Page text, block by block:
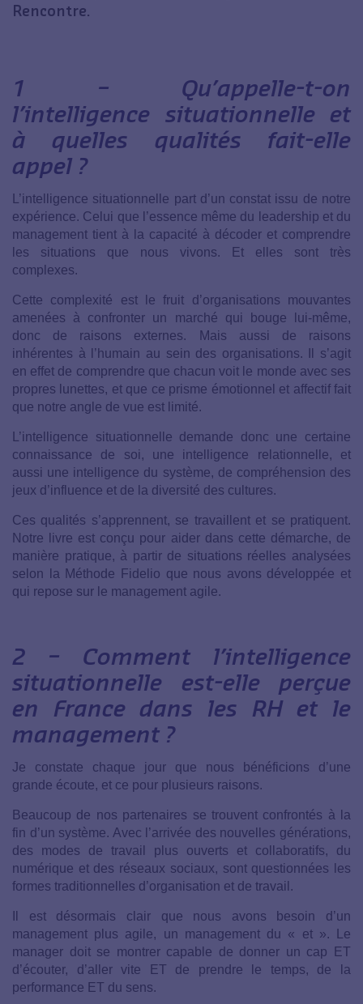
Rencontre.
1 – Qu’appelle-t-on
l’intelligence situationnelle et
à quelles qualités fait-elle
appel ?
L’intelligence situationnelle part d’un constat issu de notre
expérience. Celui que l’essence même du leadership et du
management tient à la capacité à décoder et comprendre
les situations que nous vivons. Et elles sont très
complexes.
Cette complexité est le fruit d’organisations mouvantes
amenées à confronter un marché qui bouge lui-même,
donc de raisons externes. Mais aussi de raisons
inhérentes à l’humain au sein des organisations. Il s’agit
en effet de comprendre que chacun voit le monde avec ses
propres lunettes, et que ce prisme émotionnel et affectif fait
que notre angle de vue est limité.
L’intelligence situationnelle demande donc une certaine
connaissance de soi, une intelligence relationnelle, et
aussi une intelligence du système, de compréhension des
jeux d’influence et de la diversité des cultures.
Ces qualités s’apprennent, se travaillent et se pratiquent.
Notre livre est conçu pour aider dans cette démarche, de
manière pratique, à partir de situations réelles analysées
selon la Méthode Fidelio que nous avons développée et
qui repose sur le management agile.
2 – Comment l’intelligence
situationnelle est-elle perçue
en France dans les RH et le
management ?
Je constate chaque jour que nous bénéficions d’une
grande écoute, et ce pour plusieurs raisons.
Beaucoup de nos partenaires se trouvent confrontés à la
fin d’un système. Avec l’arrivée des nouvelles générations,
des modes de travail plus ouverts et collaboratifs, du
numérique et des réseaux sociaux, sont questionnées les
formes traditionnelles d’organisation et de travail.
Il est désormais clair que nous avons besoin d’un
management plus agile, un management du « et ». Le
manager doit se montrer capable de donner un cap ET
d’écouter, d’aller vite ET de prendre le temps, de la
performance ET du sens.